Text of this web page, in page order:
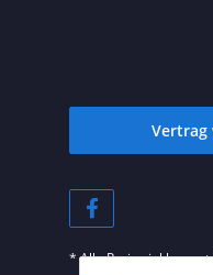
Vertrag
* Alle Preise inkl.